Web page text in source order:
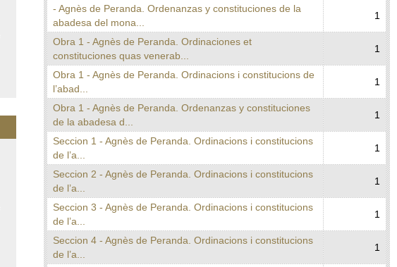
- Agnès de Peranda. Ordenanzas y constituciones de la
abadesa del mona...
1
Obra 1 - Agnès de Peranda. Ordinaciones et
constituciones quas venerab...
1
Obra 1 - Agnès de Peranda. Ordinacions i constitucions de
l’abad...
1
Obra 1 - Agnès de Peranda. Ordenanzas y constituciones
de la abadesa d...
1
Seccion 1 - Agnès de Peranda. Ordinacions i constitucions
de l’a...
1
Seccion 2 - Agnès de Peranda. Ordinacions i constitucions
de l’a...
1
Seccion 3 - Agnès de Peranda. Ordinacions i constitucions
de l’a...
1
Seccion 4 - Agnès de Peranda. Ordinacions i constitucions
de l’a...
1